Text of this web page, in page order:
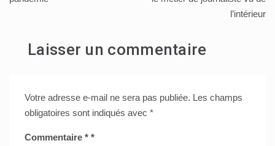
l’intérieur
Laisser un commentaire
Votre adresse e-mail ne sera pas publiée. Les champs
obligatoires sont indiqués avec *
Commentaire *